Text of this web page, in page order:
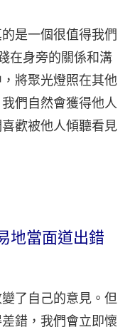
是一個很值得我們
在身旁的關係和溝
將聚光燈照在其他
們自然會獲得他人
歡被他人傾聽看見
地當面道出錯
了自己的意見。但
錯，我們會立即懷